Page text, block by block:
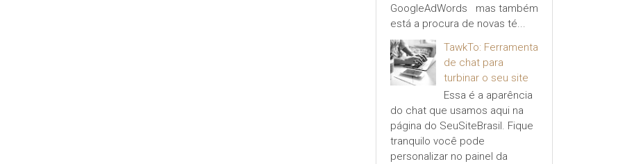
GoogleAdWords mas também
está a procura de novas té...
TawkTo: Ferramenta
de chat para
turbinar o seu site
Essa é a aparência
do chat que usamos aqui na
página do SeuSiteBrasil. Fique
tranquilo você pode
personalizar no painel da